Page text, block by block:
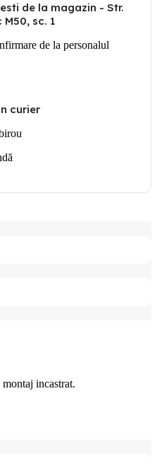
de la magazin - Str.
M50, sc. 1
de la personalul
curier
incastrat.